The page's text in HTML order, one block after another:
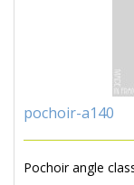
pochoir-a140
Pochoir angle